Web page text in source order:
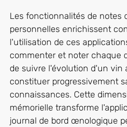
Les fonctionnalités de notes
personnelles enrichissent
l'utilisation de ces
commenter et noter chaque
de suivre l'évolution d'un vin
constituer progressivement
connaissances. Cette
mémorielle transforme
journal de bord œnologique